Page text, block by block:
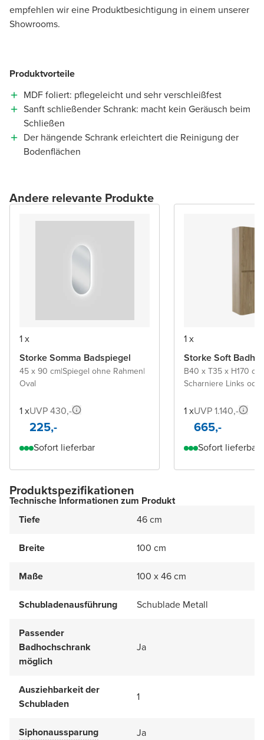
empfehlen wir eine Produktbesichtigung in einem unserer
Showrooms.
Produktvorteile
MDF foliert: pflegeleicht und sehr verschleißfest
Sanft schließender Schrank: macht kein Geräusch beim
Schließen
Der hängende Schrank erleichtert die Reinigung der
Bodenflächen
Andere relevante Produkte
1 x
Storke Somma Badspiegel
45 x 90 cm|Spiegel ohne Rahmen|
Oval
1 xUVP 430,-
225,-
Sofort lieferbar
1 x
Storke Soft
B40 x T35 x H170 cm
Scharniere Links
1 xUVP 1.140,-
665,-
Sofort lieferbar
Produktspezifikationen
Technische Informationen zum Produkt
Tiefe
46 cm
Breite 100 cm
Maße 100 x 46 cm
Schubladenausführung Schublade Metall
Passender
Badhochschrank
möglich
Ja
Ausziehbarkeit der
Schubladen
1
Siphonaussparung Ja